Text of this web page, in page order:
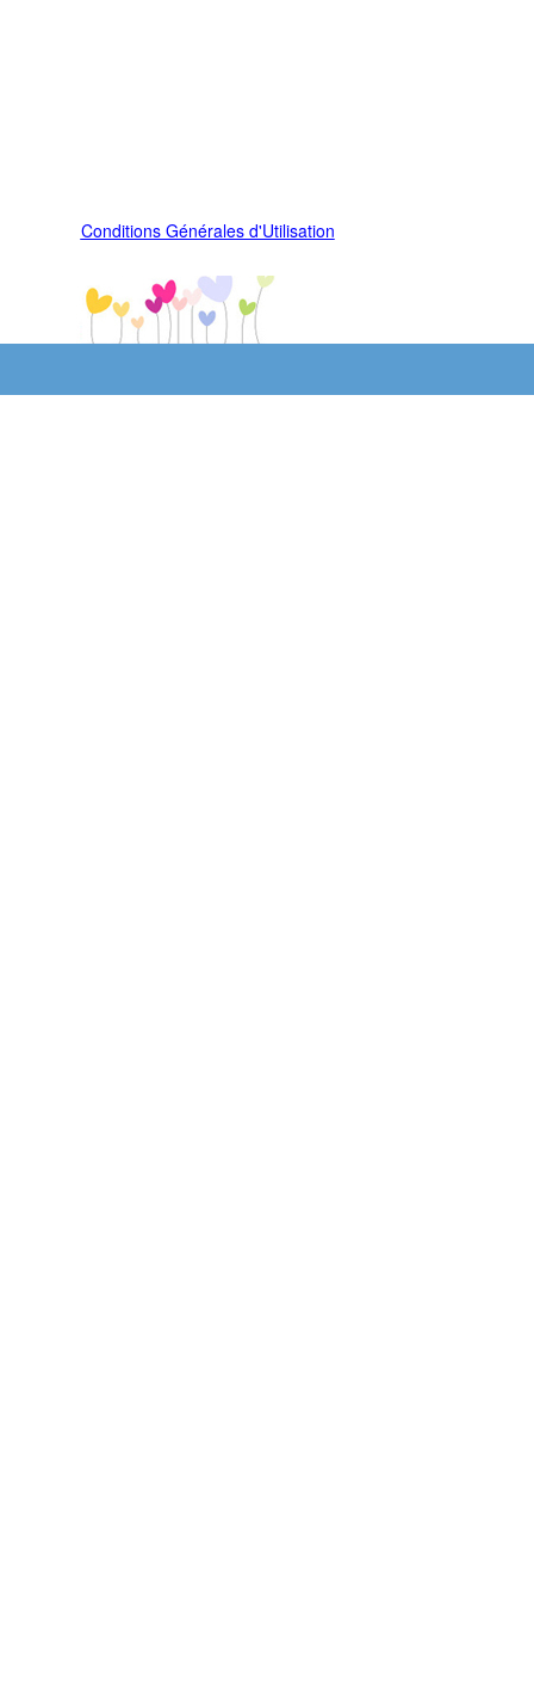
Conditions Générales d'Utilisation